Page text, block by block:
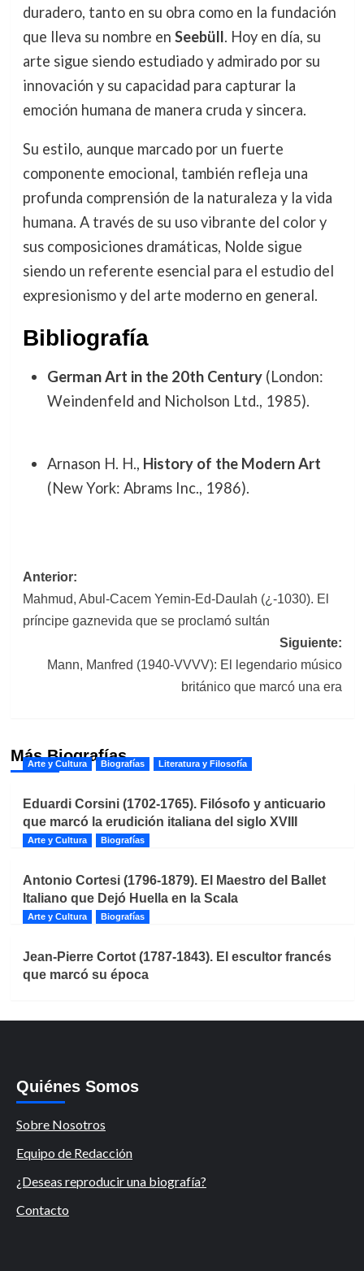
duradero, tanto en su obra como en la fundación
que lleva su nombre en Seebüll. Hoy en día, su
arte sigue siendo estudiado y admirado por su
innovación y su capacidad para capturar la
emoción humana de manera cruda y sincera.
Su estilo, aunque marcado por un fuerte
componente emocional, también refleja una
profunda comprensión de la naturaleza y la vida
humana. A través de su uso vibrante del color y
sus composiciones dramáticas, Nolde sigue
siendo un referente esencial para el estudio del
expresionismo y del arte moderno en general.
Bibliografía
German Art in the 20th Century(London:
Weindenfeld and Nicholson Ltd., 1985).
Arnason H. H., History of the Modern Art
(New York: Abrams Inc., 1986).
Navegación
de
Anterior:
Mahmud, Abul-Cacem Yemin-Ed-Daulah (¿-1030). El
príncipe gaznevida que se proclamó sultán
Siguiente:
Mann, Manfred (1940-VVVV): El legendario músico
británico que marcó una era
Más Biografías
Arte y Cultura Biografías Literatura y Filosofía
Eduardi Corsini (1702-1765). Filósofo y anticuario
que marcó la erudición italiana del siglo XVIII
Arte y Cultura Biografías
Antonio Cortesi (1796-1879). El Maestro del Ballet
Italiano que Dejó Huella en la Scala
Arte y Cultura Biografías
Jean-Pierre Cortot (1787-1843). El escultor francés
que marcó su época
Quiénes Somos
Sobre Nosotros
Equipo de Redacción
¿Deseas reproducir una biografía?
Contacto